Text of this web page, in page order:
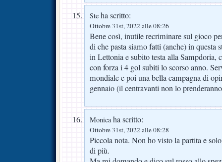
Ste ha scritto:
Ottobre 31st, 2022 alle 08:26
Bene così, inutile recriminare sul gioco
di che pasta siamo fatti (anche) in questa
in Lettonia e subito testa alla Sampdoria,
con forza i 4 gol subiti lo scorso anno.
mondiale e poi una bella campagna di
gennaio (il centravanti non lo
Monicaha scritto:
Ottobre 31st, 2022 alle 08:28
Piccola nota. Non ho visto la partita e
di più.